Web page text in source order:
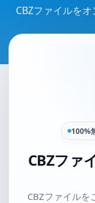
CBZファイルを
100%
CBZファ
CBZファイルを